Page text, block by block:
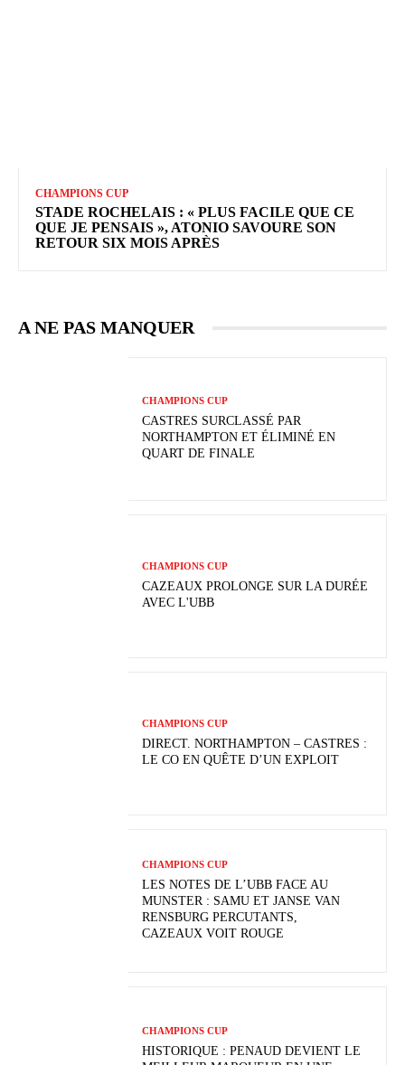
CHAMPIONS CUP
STADE ROCHELAIS : « PLUS FACILE QUE CE
QUE JE PENSAIS », ATONIO SAVOURE SON
RETOUR SIX MOIS APRÈS
A NE PAS MANQUER
CHAMPIONS CUP
CASTRES SURCLASSÉ PAR
NORTHAMPTON ET ÉLIMINÉ EN
QUART DE FINALE
CHAMPIONS CUP
CAZEAUX PROLONGE SUR LA DURÉE
AVEC L'UBB
CHAMPIONS CUP
DIRECT. NORTHAMPTON – CASTRES :
LE CO EN QUÊTE D’UN EXPLOIT
CHAMPIONS CUP
LES NOTES DE L’UBB FACE AU
MUNSTER : SAMU ET JANSE VAN
RENSBURG PERCUTANTS,
CAZEAUX VOIT ROUGE
CHAMPIONS CUP
HISTORIQUE : PENAUD DEVIENT LE